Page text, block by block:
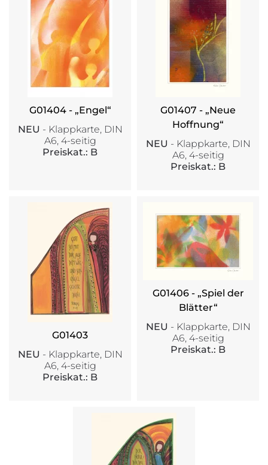
G01404 - „Engel“
NEU - Klappkarte, DIN
A6, 4-seitig
Preiskat.: B
G01407 - „Neue
Hoffnung“
NEU - Klappkarte, DIN
A6, 4-seitig
Preiskat.: B
G01403
NEU - Klappkarte, DIN
A6, 4-seitig
Preiskat.: B
G01406 - „Spiel der
Blätter“
NEU - Klappkarte, DIN
A6, 4-seitig
Preiskat.: B